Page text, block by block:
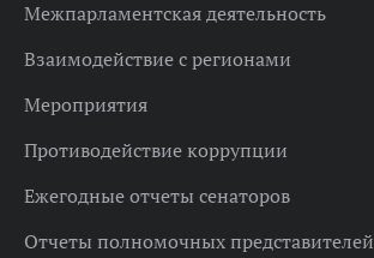
Межпарламентская деятельность
Взаимодействие с регионами
Мероприятия
Противодействие коррупции
Ежегодные отчеты сенаторов
Отчеты полномочных представителей